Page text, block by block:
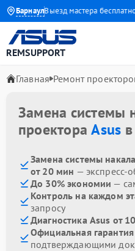
Барнаул
года Выезд мастера бесплатно
REMSUPPORT
Главная Ремонт
Замена системы
проектораAsus
Замена системы
от 20 мин — экспресс-
До 30% экономии —
Контроль на каждом
запросу
Диагностика Asus от
Официальная
подтверждающими